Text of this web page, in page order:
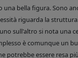
bella figura. Sono
riguarda la
sull'altro si nota una
è comunque un
potrebbe essere resa